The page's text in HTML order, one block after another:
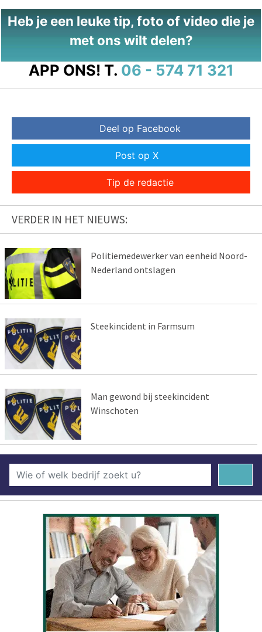
Heb je een leuke tip, foto of video die je
met ons wilt delen?
APP ONS! T. 06 - 574 71 321
Deel op Facebook
Post op X
Tip de redactie
VERDER IN HET NIEUWS:
Politiemedewerker van eenheid Noord-
Nederland ontslagen
Steekincident in Farmsum
Man gewond bij steekincident
Winschoten